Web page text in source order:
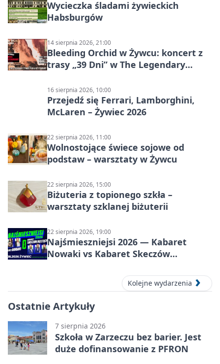
Wycieczka śladami żywieckich
Habsburgów
14 sierpnia 2026, 21:00
Bleeding Orchid w Żywcu: koncert z
trasy „39 Dni” w The Legendary
16 sierpnia 2026, 10:00
Przejedź się Ferrari, Lamborghini,
McLaren – Żywiec 2026
22 sierpnia 2026, 11:00
Wolnostojące świece sojowe od
podstaw – warsztaty w Żywcu
22 sierpnia 2026, 15:00
Biżuteria z topionego szkła –
warsztaty szklanej biżuterii
22 sierpnia 2026, 19:00
Najśmieszniejsi 2026 — Kabaret
Nowaki vs Kabaret Skeczów
Kolejne wydarzenia
Ostatnie Artykuły
7 sierpnia 2026
Szkoła w Zarzeczu bez barier. Jest
duże dofinansowanie z PFRON